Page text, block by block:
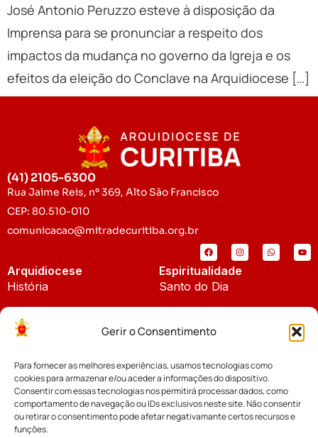
Gerir o Consentimento
Para fornecer as melhores experiências, usamos tecnologias como
cookies para armazenar e/ou aceder a informações do dispositivo.
Consentir com essas tecnologias nos permitirá processar dados, como
comportamento de navegação ou IDs exclusivos neste site. Não consentir
ou retirar o consentimento pode afetar negativamante certos recursos e
funções.
José Antonio Peruzzo esteve à disposição da
Imprensa para se pronunciar a respeito dos
impactos da mudança no governo da Igreja e os
efeitos da eleição do Conclave na Arquidiocese […]
(41) 2105-6300
Rua Jaime Reis, nº 369, Alto São Francisco
CEP: 80.510-010
comunicacao@mitradecuritiba.org.br
Arquidiocese
História
Padroeira
Espiritualidade
Santo do Dia
Notícias
Notícias da Arquidiocese
Notícias Cáritas
Cúria Diocesana
Fundo Diocesano